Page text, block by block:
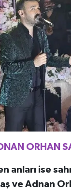
ORHAN
anları ise
ve Adnan